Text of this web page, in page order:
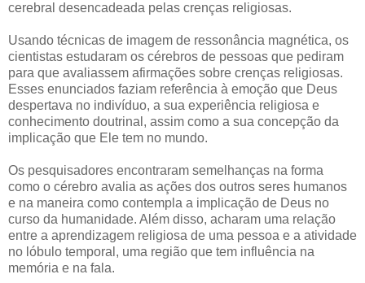
cerebral desencadeada pelas crenças religiosas.
Usando técnicas de imagem de ressonância magnética, os
cientistas estudaram os cérebros de pessoas que pediram
para que avaliassem afirmações sobre crenças religiosas.
Esses enunciados faziam referência à emoção que Deus
despertava no indivíduo, a sua experiência religiosa e
conhecimento doutrinal, assim como a sua concepção da
implicação que Ele tem no mundo.
Os pesquisadores encontraram semelhanças na forma
como o cérebro avalia as ações dos outros seres humanos
e na maneira como contempla a implicação de Deus no
curso da humanidade. Além disso, acharam uma relação
entre a aprendizagem religiosa de uma pessoa e a atividade
no lóbulo temporal, uma região que tem influência na
memória e na fala.